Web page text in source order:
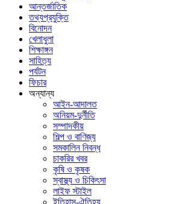
আন্তর্জাতিক
তথ্যপ্রযুক্তি
বিনোদন
খেলাধুলা
শিক্ষাঙ্গন
সাহিত্য
পর্যটন
ফিচার
অন্যান্য
আইন-আদালত
অনিয়ম-দুর্নীতি
সম্পাদকীয়
শিল্প ও বাণিজ্য
সমকালিন নিবন্ধ
চাকরির খবর
কৃষি ও কৃষক
স্বাস্থ্য ও চিকিৎসা
লাইফ স্টাইল
ইতিহাস-ঐতিহ্য